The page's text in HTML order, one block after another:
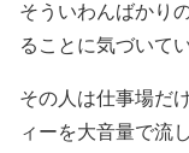
そういわんばかり
ることに気づいて
その人は仕事場だ
ィーを大音量で流